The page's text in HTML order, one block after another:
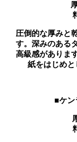
圧倒的な厚みと
す。深みのある
高級感がありま
紙をはじめと
■ケン